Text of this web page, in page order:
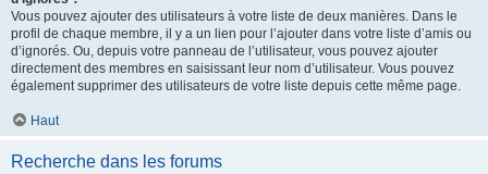
Vous pouvez ajouter des utilisateurs à votre liste de deux manières. Dans le
profil de chaque membre, il y a un lien pour l’ajouter dans votre liste d’amis ou
d’ignorés. Ou, depuis votre panneau de l’utilisateur, vous pouvez ajouter
directement des membres en saisissant leur nom d’utilisateur. Vous pouvez
également supprimer des utilisateurs de votre liste depuis cette même page.
Haut
Recherche dans les forums